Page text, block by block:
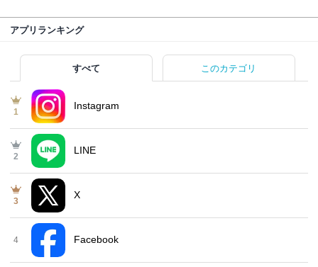
アプリランキング
すべて このカテゴリ
1
Instagram
2
LINE
3
X
4 Facebook